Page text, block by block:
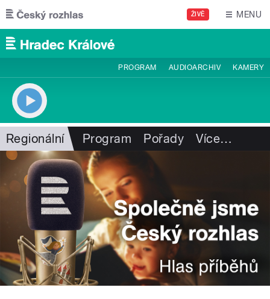
Přejít k hlavnímu obsahu
ŽIVĚ MENU
PROGRAM AUDIOARCHIV KAMERY
Regionální Program Pořady Více…